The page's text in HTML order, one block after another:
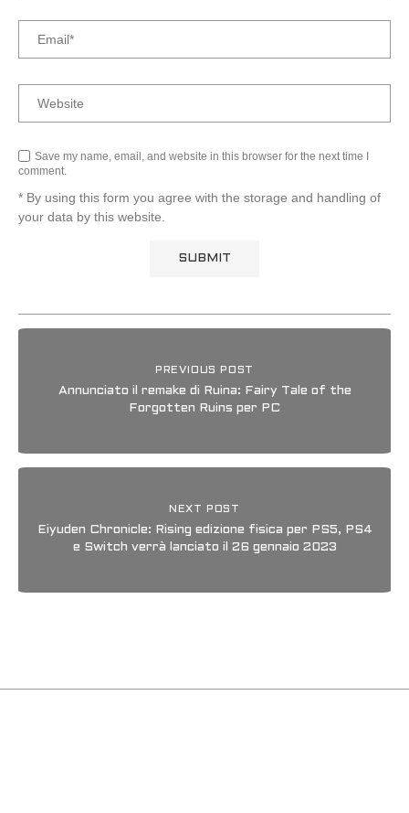
Save my name, email, and website in this browser for the next time I
comment.
* By using this form you agree with the storage and handling of
your data by this website.
PREVIOUS POST
Annunciato il remake di Ruina: Fairy Tale of the
Forgotten Ruins per PC
NEXT POST
Eiyuden Chronicle: Rising edizione fisica per PS5, PS4
e Switch verrà lanciato il 26 gennaio 2023